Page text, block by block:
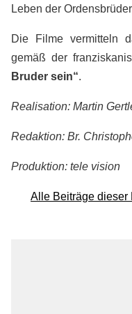
Leben der
Die Filme vermitteln
gemäß der
Bruder sein“.
Realisation: Martin
Redaktion: Br.
Produktion: tele vision
Alle Beiträge dieser